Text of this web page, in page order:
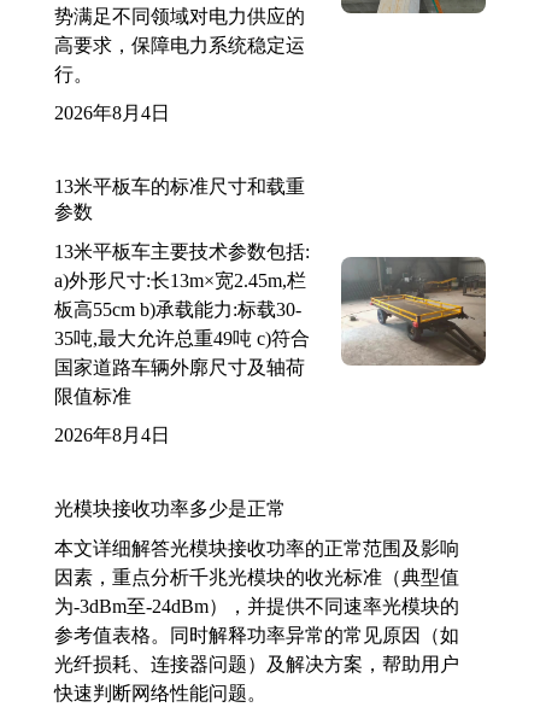
势满足不同领域对电力供应的
高要求，保障电力系统稳定运
行。
2026年8月4日
13米平板车的标准尺寸和载重
参数
13米平板车主要技术参数包括:
a)外形尺寸:长13m×宽2.45m,栏
板高55cm b)承载能力:标载30-
35吨,最大允许总重49吨 c)符合
国家道路车辆外廓尺寸及轴荷
限值标准
2026年8月4日
光模块接收功率多少是正常
本文详细解答光模块接收功率的正常范围及影响
因素，重点分析千兆光模块的收光标准（典型值
为-3dBm至-24dBm），并提供不同速率光模块的
参考值表格。同时解释功率异常的常见原因（如
光纤损耗、连接器问题）及解决方案，帮助用户
快速判断网络性能问题。